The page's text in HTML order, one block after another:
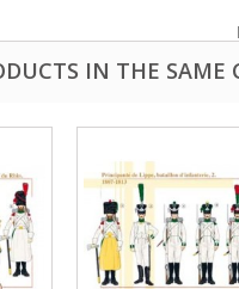
IN THE SAME